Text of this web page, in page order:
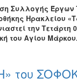
Συλλογής Έργων
Ηρακλείου
την Τετάρτη
του Αγίου Μάρκου.
του